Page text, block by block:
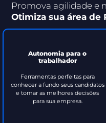
Promova agilidade e
Otimiza sua área de
Autonomia para o
trabalhador
Ferramentas perfeitas para
conhecer a fundo seus candidatos
e tomar as melhores decisões
para sua empresa.